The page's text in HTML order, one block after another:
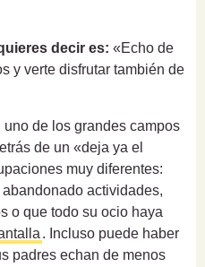
decir es: «Echo de
y verte disfrutar también de
de los grandes campos
de un «deja ya el
muy diferentes:
actividades,
o que todo su ocio haya
. Incluso puede haber
padres echan de menos